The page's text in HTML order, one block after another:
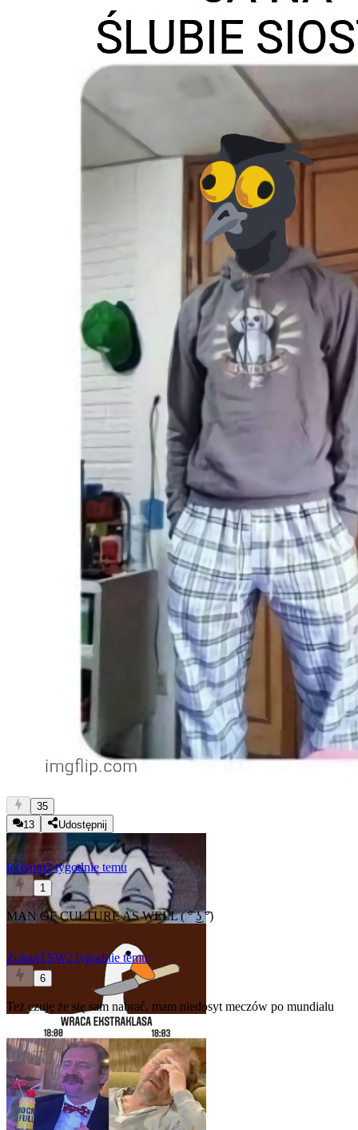
35
13
Udostępnij
lechaim2 tygodnie temu
1
MAN OF CULTURE AS WELL ( ͡° ͜ʖ ͡°)
ZohanTSW2 tygodnie temu
6
Też czuję że się sam nabrać, mam niedosyt meczów po mundialu